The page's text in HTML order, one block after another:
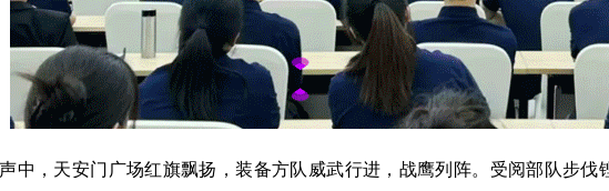
中，天安门广场红旗飘扬，装备方队威武行进，战鹰列阵。受阅部队步